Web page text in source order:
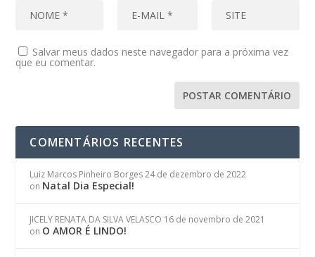
Salvar meus dados neste navegador para a próxima vez
que eu comentar.
COMENTÁRIOS RECENTES
Luiz Marcos Pinheiro Borges 24 de dezembro de 2022
on Natal Dia Especial!
JICELY RENATA DA SILVA VELASCO 16 de novembro de 2021
on O AMOR É LINDO!